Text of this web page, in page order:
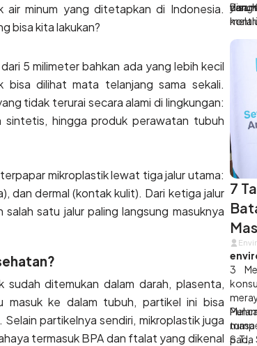
air minum yang ditetapkan di Indonesia.
bisa kita lakukan?
5 milimeter bahkan ada yang lebih kecil
bisa dilihat mata telanjang sama sekali.
tidak terurai secara alami di lingkungan:
sintetis, hingga produk perawatan tubuh
mikroplastik lewat tiga jalur utama:
dan dermal (kontak kulit). Dari ketiga jalur
satu jalur paling langsung masuknya
sudah ditemukan dalam darah, plasenta,
masuk ke dalam tubuh, partikel ini bisa
partikelnya sendiri, mikroplastik juga
termasuk BPA dan ftalat yang dikenal
dan
yang
7
3
pada
S.T.,